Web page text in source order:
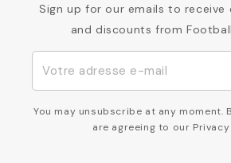
Sign up for our emails to receive
and discounts from
You may unsubscribe at any moment.
are agreeing to our Privacy